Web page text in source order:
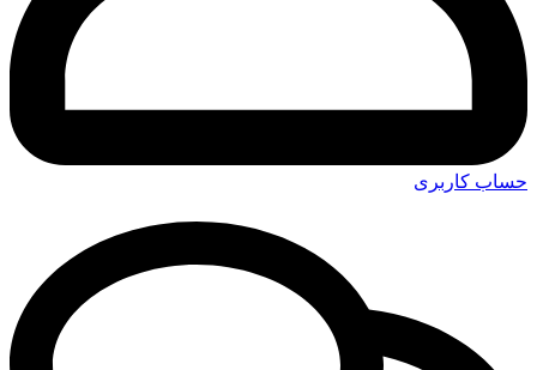
حساب کاربری